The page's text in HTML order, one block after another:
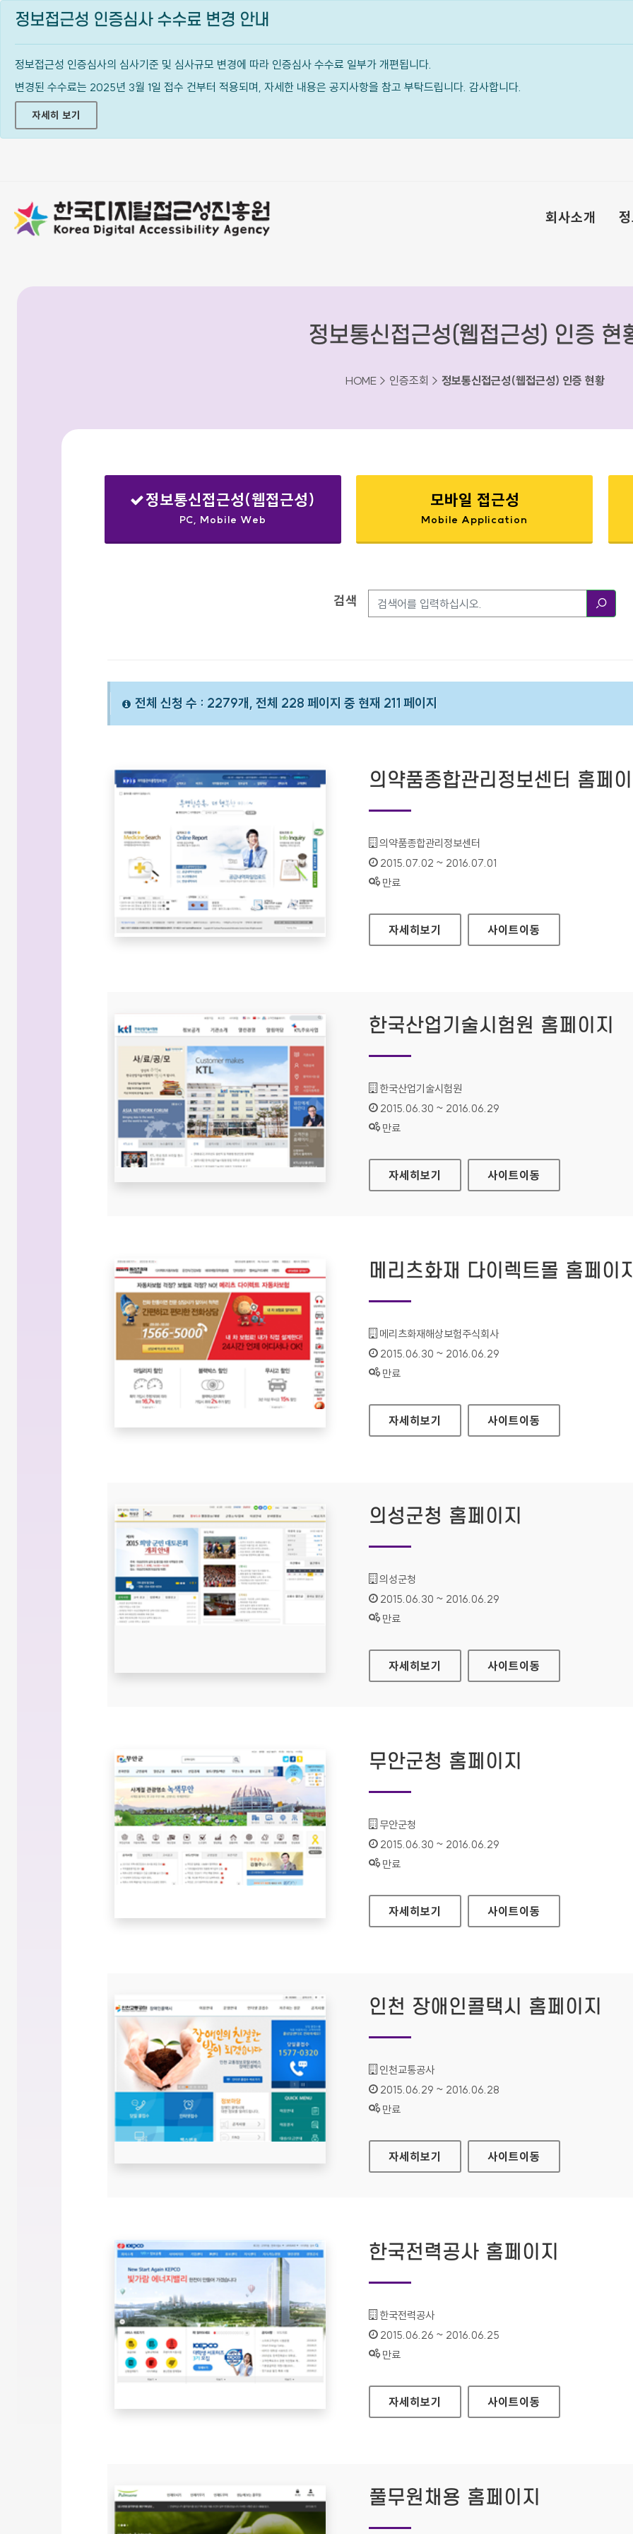
정보접근성 인증심사 수수료 변경 안내
정보접근성 인증심사의 심사기준 및 심사규모 변경에 따라 인증심사 수수료 일부가 개편됩니다.
변경된 수수료는 2025년 3월 1일 접수 건부터 적용되며, 자세한 내용은 공지사항을 참고 부탁드립니다. 감사합니다.
자세히 보기
회사소개
정보통신접근성(웹접근성) 인증 현
HOME > 인증조회 > 정보통신접근성(웹접근성) 인증 현황
정보통신접근성(웹접근성)
PC, Mobile Web
모바일 접근성
Mobile Application
검색
전체 신청 수 : 2279개, 전체 228 페이지 중 현재 211 페이지
의약품종합관리정보센터 홈페
기관명 :
의약품종합관리정보센터
인증기간 :
2015.07.02 ~ 2016.07.01
상태 :
만료
의약품종합관리정보센터 홈페이지
자세히보기 사이트이동
한국산업기술시험원 홈페이지
기관명 :
한국산업기술시험원
인증기간 :
2015.06.30 ~ 2016.06.29
상태 :
만료
한국산업기술시험원 홈페이지
자세히보기 사이트이동
메리츠화재 다이렉트몰 홈페이
기관명 :
메리츠화재해상보험주식회사
인증기간 :
2015.06.30 ~ 2016.06.29
상태 :
만료
메리츠화재 다이렉트몰 홈페이지
자세히보기 사이트이동
의성군청 홈페이지
기관명 :
의성군청
인증기간 :
2015.06.30 ~ 2016.06.29
상태 :
만료
의성군청 홈페이지
자세히보기 사이트이동
무안군청 홈페이지
기관명 :
무안군청
인증기간 :
2015.06.30 ~ 2016.06.29
상태 :
만료
무안군청 홈페이지
자세히보기 사이트이동
인천 장애인콜택시 홈페이지
기관명 :
인천교통공사
인증기간 :
2015.06.29 ~ 2016.06.28
상태 :
만료
인천 장애인콜택시 홈페이지
자세히보기 사이트이동
한국전력공사 홈페이지
기관명 :
한국전력공사
인증기간 :
2015.06.26 ~ 2016.06.25
상태 :
만료
한국전력공사 홈페이지
자세히보기 사이트이동
풀무원채용 홈페이지